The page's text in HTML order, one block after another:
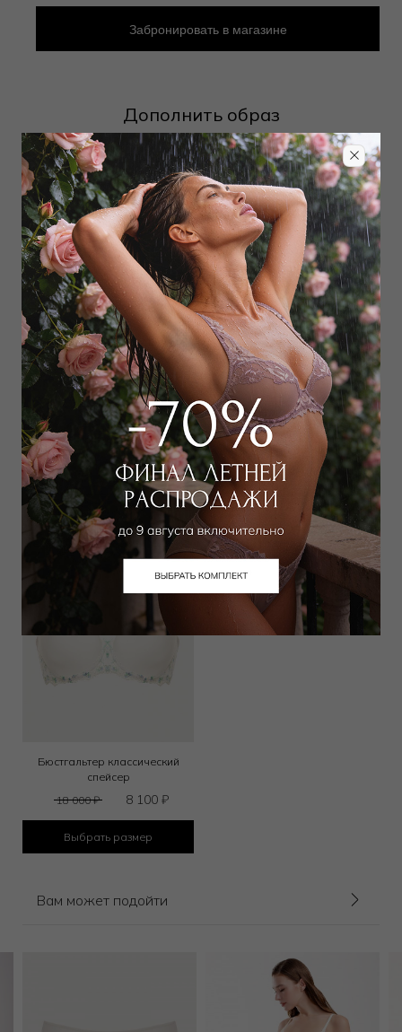
Дополнить образ
Бюстгальтер балконет мягкий
16 000₽ 7 200 ₽
Выбрать размер
Бюстгальтер классический
мягкий
18 000₽ 8 100 ₽
Выбрать размер
Бюстгальтер классический
спейсер
18 000₽ 8 100₽
Выбрать размер
Забронировать в магазине
Вам может подойти